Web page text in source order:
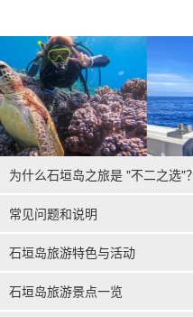
为什么石垣岛之旅是 "不二之选"？
常见问题和说明
石垣岛旅游特色与活动
石垣岛旅游景点一览